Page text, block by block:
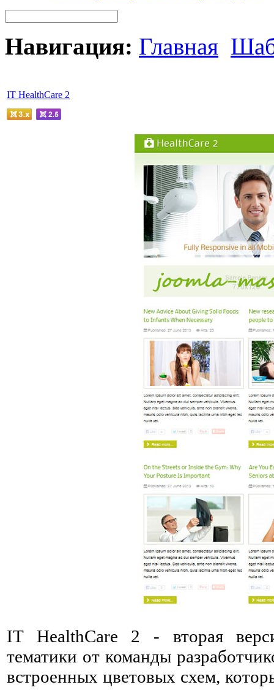
Навигация: Главная
IT HealthCare 2
IT HealthCare 2 - вторая
тематики от команды
встроенных цветовых схем,